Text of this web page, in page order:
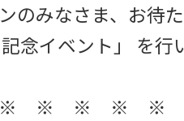
のみなさま、お待
念イベント」 を行
※ ※ ※